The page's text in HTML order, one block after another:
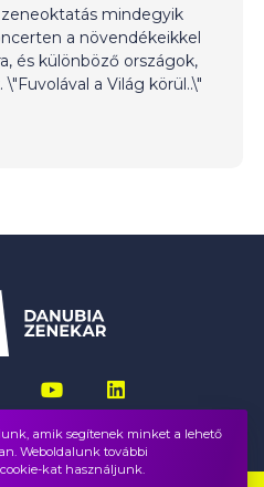
mindegyik
a növendékeikkel
és különböző országok,
a Világ körül..\"
amik segítenek minket a lehető
Weboldalunk további
kat használjunk.